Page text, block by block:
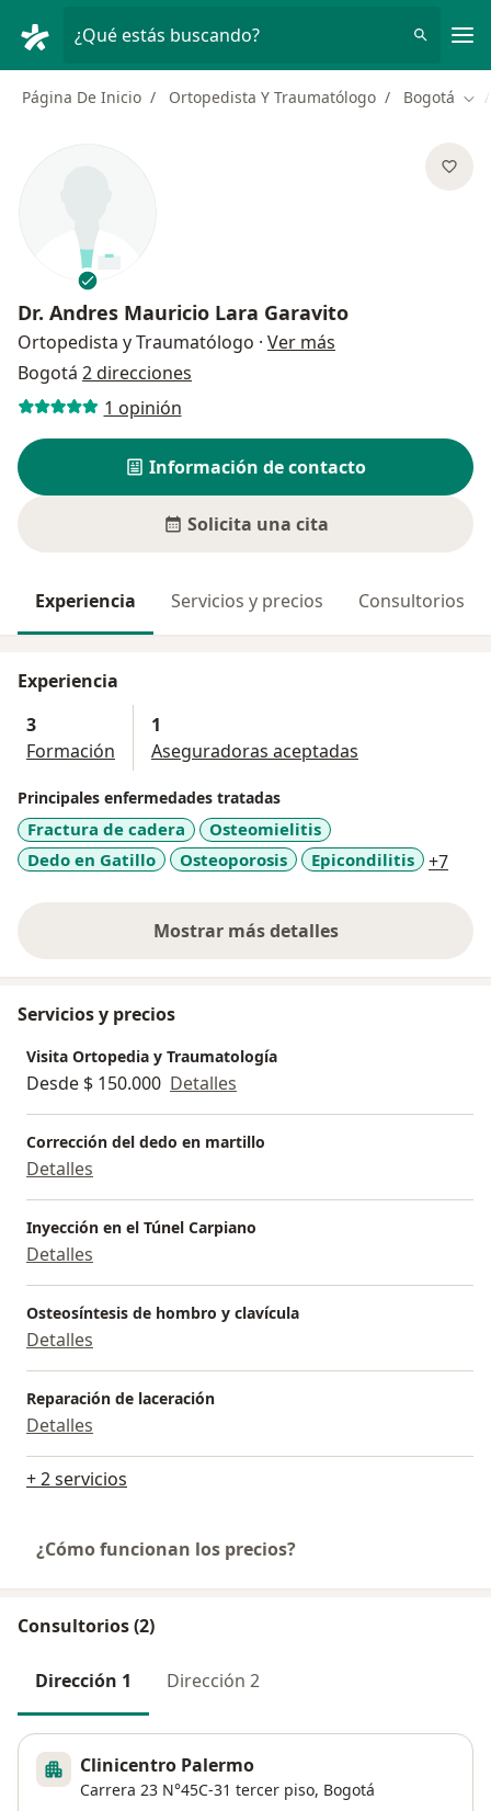
¿Qué estás buscando?
Página De Inicio Ortopedista Y Traumatólogo Bogotá
Dr. Andres Mauricio Lara Garavito
Ortopedista y Traumatólogo · Ver más
Bogotá 2 direcciones
1 opinión
Información de contacto
Solicita una cita
Experiencia Servicios y precios Consultorios
Experiencia
3
Formación
1
Aseguradoras aceptadas
Principales enfermedades tratadas
Fractura de cadera
Osteomielitis
Dedo en Gatillo
Osteoporosis Epicondilitis +7
Mostrar más detalles
sobre la experiencia
Servicios y precios
Visita Ortopedia y Traumatología
Desde $ 150.000 Detalles
Corrección del dedo en martillo
Detalles
Inyección en el Túnel Carpiano
Detalles
Osteosíntesis de hombro y clavícula
Detalles
Reparación de laceración
Detalles
+ 2 servicios
¿Cómo funcionan los precios?
Consultorios (2)
Dirección 1 Dirección 2
Clinicentro Palermo
Carrera 23 N°45C-31 tercer piso, Bogotá